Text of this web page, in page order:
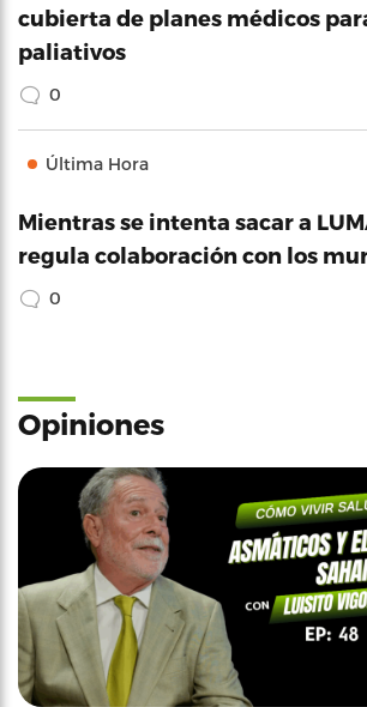
cubierta de planes médicos
paliativos
0
Última Hora
Mientras se intenta sacar a
regula colaboración con los
0
Opiniones